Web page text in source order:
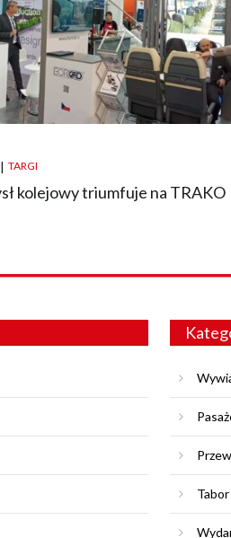
| TARGI
kolejowy triumfuje na TRAKO
Tabor